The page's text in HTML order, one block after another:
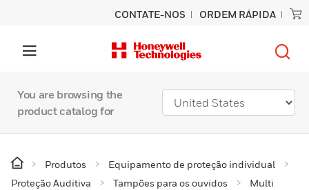
CONTATE-NOS ORDEM RÁPIDA
You are browsing the
product catalog for
Produtos
Equipamento de proteção individual
Proteção Auditiva
Tampões para os ouvidos
Multi